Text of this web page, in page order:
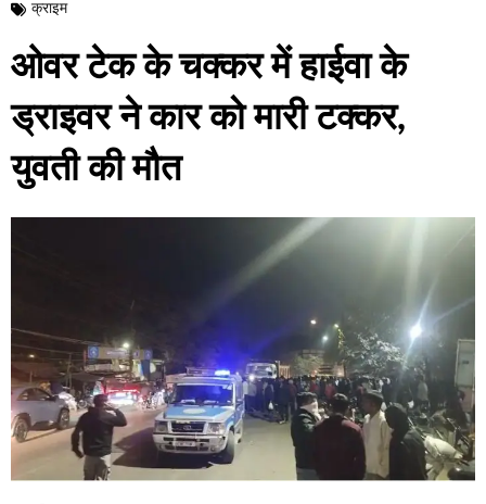
क्राइम
ओवर टेक के चक्कर में हाईवा के
ड्राइवर ने कार को मारी टक्कर,
युवती की मौत